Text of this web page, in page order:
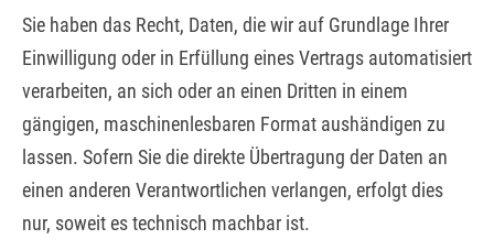
Sie haben das Recht, Daten, die wir auf Grundlage Ihrer
Einwilligung oder in Erfüllung eines Vertrags automatisiert
verarbeiten, an sich oder an einen Dritten in einem
gängigen, maschinenlesbaren Format aushändigen zu
lassen. Sofern Sie die direkte Übertragung der Daten an
einen anderen Verantwortlichen verlangen, erfolgt dies
nur, soweit es technisch machbar ist.